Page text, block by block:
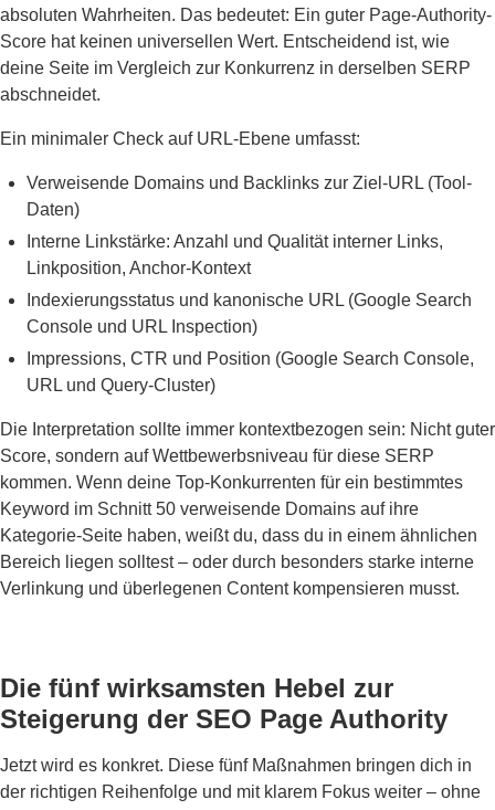
absoluten Wahrheiten. Das bedeutet: Ein guter Page-Authority-
Score hat keinen universellen Wert. Entscheidend ist, wie
deine Seite im Vergleich zur Konkurrenz in derselben SERP
abschneidet.
Ein minimaler Check auf URL-Ebene umfasst:
Verweisende Domains und Backlinks zur Ziel-URL (Tool-
Daten)
Interne Linkstärke: Anzahl und Qualität interner Links,
Linkposition, Anchor-Kontext
Indexierungsstatus und kanonische URL (Google Search
Console und URL Inspection)
Impressions, CTR und Position (Google Search Console,
URL und Query-Cluster)
Die Interpretation sollte immer kontextbezogen sein: Nicht guter
Score, sondern auf Wettbewerbsniveau für diese SERP
kommen. Wenn deine Top-Konkurrenten für ein bestimmtes
Keyword im Schnitt 50 verweisende Domains auf ihre
Kategorie-Seite haben, weißt du, dass du in einem ähnlichen
Bereich liegen solltest – oder durch besonders starke interne
Verlinkung und überlegenen Content kompensieren musst.
Die fünf wirksamsten Hebel zur
Steigerung der SEO Page Authority
Jetzt wird es konkret. Diese fünf Maßnahmen bringen dich in
der richtigen Reihenfolge und mit klarem Fokus weiter – ohne